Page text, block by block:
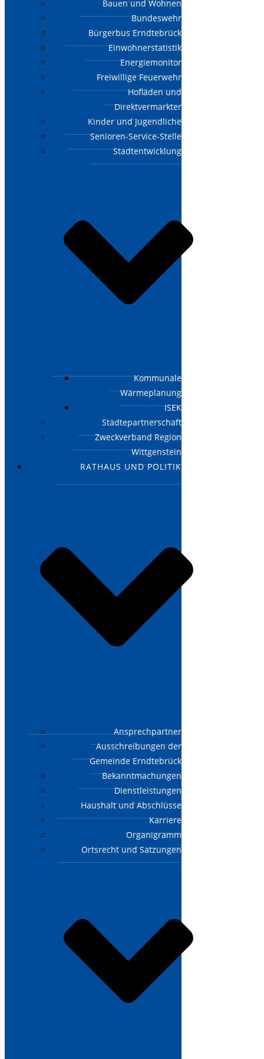
Bauen und Wohnen
Bundeswehr
Bürgerbus Erndtebrück
Einwohnerstatistik
Energiemonitor
Freiwillige Feuerwehr
Hofläden und
Direktvermarkter
Kinder und Jugendliche
Senioren-Service-Stelle
Stadtentwicklung
Kommunale
Wärmeplanung
ISEK
Städtepartnerschaft
Zweckverband Region
Wittgenstein
RATHAUS UND POLITIK
Ansprechpartner
Ausschreibungen der
Gemeinde Erndtebrück
Bekanntmachungen
Dienstleistungen
Haushalt und Abschlüsse
Karriere
Organigramm
Ortsrecht und Satzungen